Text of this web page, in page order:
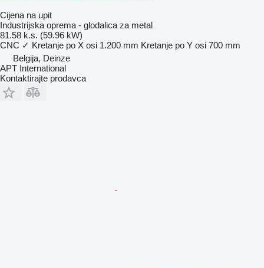
Cijena na upit
Industrijska oprema - glodalica za metal
81.58 k.s. (59.96 kW)
CNC ✓ Kretanje po X osi 1.200 mm Kretanje po Y osi 700 mm
Belgija, Deinze
APT International
Kontaktirajte prodavca